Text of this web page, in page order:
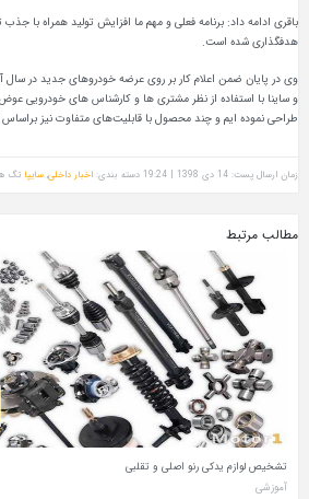
باقری ادامه داد: برنامه فعلی و مهم ما افزایش تولید همراه با
هدفگذاری شده است.
وی در پایان ضمن اعلام کار بر روی عرضه خودروهای جدید در سال
طراحی نموده ایم و چند محصول با قابلیت‌های متفاوت نیز
زمان ارسال پست: 14 دی 1398 | 19:24 دسته بندی: اخبار داخلی, سایپا تگ
مطالب مرتبط
تشخیص لوازم یدکی رنو اصلی و تقلبی
آموزشی